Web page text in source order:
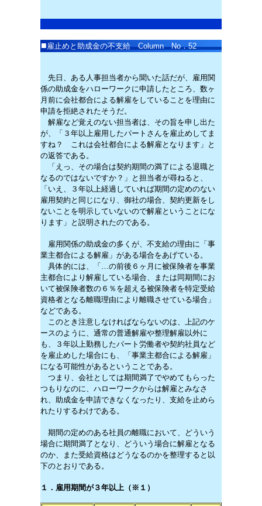
■雇止めと助成金の不支給Column No．52
先日、ある人事担当者から聞いた話だが、雇用関
係の助成金をハローワークに申請したところ、数ヶ
月前に会社都合による解雇をしていることを理由に
申請を拒絶されたそうだ。
解雇など覚えのない担当者は、その旨を申し出た
が、「３年以上雇用したパートさんを雇止めしてま
すね？ これは会社都合による解雇となります」と
の返答である。
「えっ、その場合は契約期間の満了による退職と
なるのではないですか？」と担当者が尋ねると、
「いえ、３年以上経過していれば期間の定めのない
雇用契約と同じになり、御社の場合、契約更新をし
ないことを明示していないので解雇ということにな
ります」と説明されたのである。
雇用関係の助成金の多くが、不支給の理由に「事
業主都合による解雇」がある場合をあげている。
具体的には、「…の前後６ヶ月に被保険者を事業
主都合により解雇している場合、または同期間にお
いて被保険者数の６％を超える被保険者を特定受給
資格者となる離職理由により離職させている場合」
などである。
このとき注意しなければならないのは、上記のケ
ースのように、通常の普通解雇や整理解雇以外に
も、３年以上勤務したパート労働者や契約社員など
を雇止めした場合にも、「事業主都合による解雇」
になる可能性があるということである。
つまり、会社としては期間満了でやめてもらった
つもりなのに、ハローワークからは解雇とみなさ
れ、助成金を申請できなくなったり、支給を止めら
れたりするわけである。
期間の定めのある社員の離職において、どういう
場合に期間満了となり、どういう場合に解雇となる
のか、また受給資格はどうなるのかを整理すると以
下のとおりである。
１．雇用期間が３年以上（※１）